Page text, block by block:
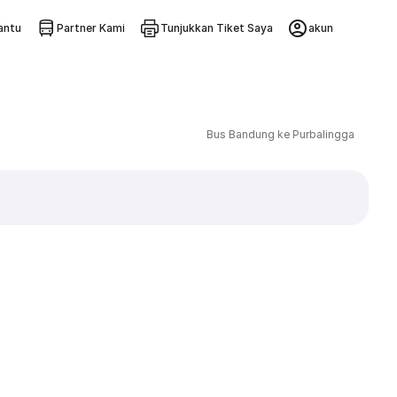
Partner Kami Tunjukkan Tiket Saya akun
Bus Bandung ke Purbalingga